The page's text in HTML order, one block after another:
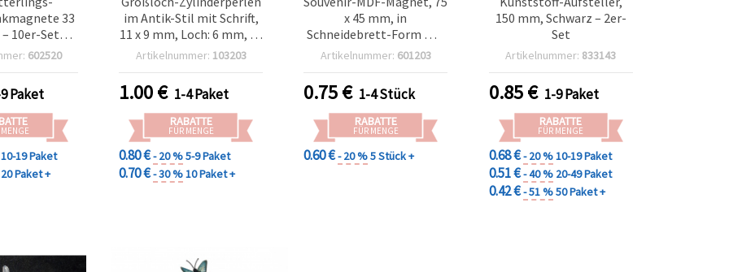
33
10er-Set
für
&
602520
Paket
10-19 Paket
20 Paket +
im Antik-Stil mit Schrift,
11 x 9 mm, Loch: 6 mm, 50
g (ca. 80 Stk.)
Artikelnummer: 103203
1.00€ 1-4 Paket
RABATTE
FÜR MENGE
0.80 €- 20 %5-9 Paket
0.70 €- 30 %10 Paket +
x 45 mm, in
Schneidebrett-Form mit
bulgarischem Folklore-
Artikelnummer: 601203
0.75€ 1-4 Stück
RABATTE
FÜR MENGE
0.60 €- 20 %5 Stück +
150 mm, Schwarz – 2er-
Set
Artikelnummer: 833143
0.85€ 1-9 Paket
RABATTE
FÜR MENGE
0.68 €- 20 %10-19 Paket
0.51 €- 40 % 20-49 Paket
0.42 €- 51 %50 Paket +